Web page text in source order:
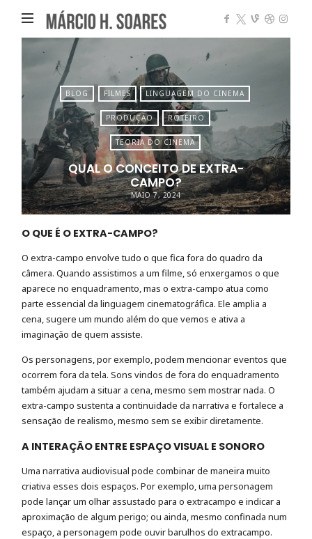
Márcio
Heleno
Soares
BLOG FILMES LINGUAGEM DO CINEMA
PRODUÇÃO ROTEIRO
TEORIA DO CINEMA
QUAL O CONCEITO DE EXTRA-
CAMPO?
MAIO 7, 2024
O QUE É O EXTRA-CAMPO?
O extra-campo envolve tudo o que fica fora do quadro da
câmera. Quando assistimos a um filme, só enxergamos o que
aparece no enquadramento, mas o extra-campo atua como
parte essencial da linguagem cinematográfica. Ele amplia a
cena, sugere um mundo além do que vemos e ativa a
imaginação de quem assiste.
Os personagens, por exemplo, podem mencionar eventos que
ocorrem fora da tela. Sons vindos de fora do enquadramento
também ajudam a situar a cena, mesmo sem mostrar nada. O
extra-campo sustenta a continuidade da narrativa e fortalece a
sensação de realismo, mesmo sem se exibir diretamente.
A INTERAÇÃO ENTRE ESPAÇO VISUAL E SONORO
Uma narrativa audiovisual pode combinar de maneira muito
criativa esses dois espaços. Por exemplo, uma personagem
pode lançar um olhar assustado para o extracampo e indicar a
aproximação de algum perigo; ou ainda, mesmo confinada num
espaço, a personagem pode ouvir barulhos do extracampo.